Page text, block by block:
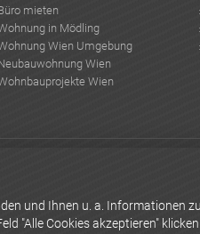
mieten
in Mödling
Wien Umgebung
Wien
Wien
und Ihnen u. a. Informationen
"Alle Cookies akzeptieren" klicken.